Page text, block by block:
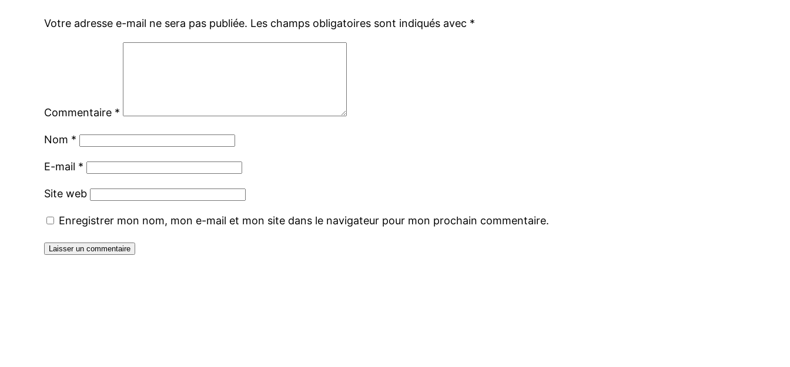
Votre adresse e-mail ne sera pas publiée. Les champs obligatoires sont indiqués avec *
Commentaire *
Nom *
E-mail *
Site web
Enregistrer mon nom, mon e-mail et mon site dans le navigateur pour mon prochain commentaire.